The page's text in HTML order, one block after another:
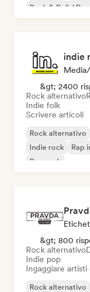
Rock & Roll /
indie
&gt; 2400
Rock alternativo
Indie folk
Scrivere articoli
Rock alternativo
Indie rock
Rap
Pop rock
&gt; 800
Rock alternativo
Indie pop
Ingaggiare
Rock alternativo